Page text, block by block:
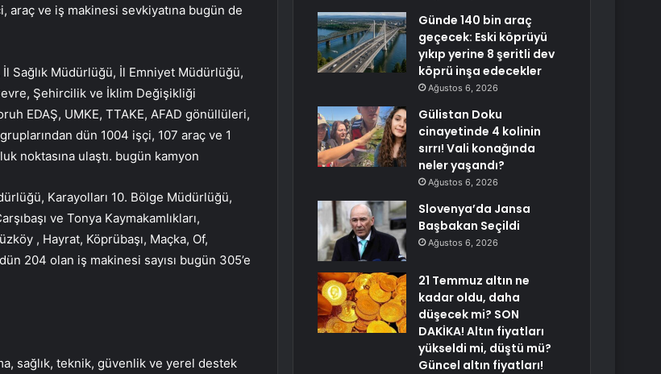
araç ve iş makinesi sevkiyatına bugün de
Sağlık Müdürlüğü, İl Emniyet Müdürlüğü,
Şehircilik ve İklim Değişikliği
EDAŞ, UMKE, TTAKE, AFAD gönüllüleri,
dün 1004 işçi, 107 araç ve 1
noktasına ulaştı. bugün kamyon
Karayolları 10. Bölge Müdürlüğü,
ve Tonya Kaymakamlıkları,
, Hayrat, Köprübaşı, Maçka, Of,
204 olan iş makinesi sayısı bugün 305’e
sağlık, teknik, güvenlik ve yerel destek
Günde 140 bin araç
geçecek: Eski köprüyü
yıkıp yerine 8 şeritli dev
köprü inşa edecekler
Ağustos 6, 2026
Gülistan Doku
cinayetinde 4 kolinin
sırrı! Vali konağında
neler yaşandı?
Ağustos 6, 2026
Slovenya’da Jansa
Başbakan Seçildi
Ağustos 6, 2026
21 Temmuz altın ne
kadar oldu, daha
düşecek mi? SON
DAKİKA! Altın fiyatları
yükseldi mi, düştü mü?
Güncel altın fiyatları!